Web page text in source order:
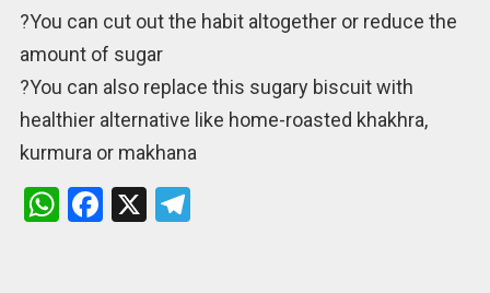
?You can cut out the habit altogether or reduce the
amount of sugar
?You can also replace this sugary biscuit with
healthier alternative like home-roasted khakhra,
kurmura or makhana
W F X T